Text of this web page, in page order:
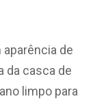
de
da casca de
limpo para